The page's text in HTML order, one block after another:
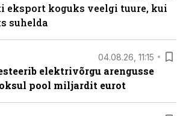
eksport koguks veelgi tuure, kui
suhelda
04.08.26, 11:15
elektrivõrgu arengusse
pool miljardit eurot